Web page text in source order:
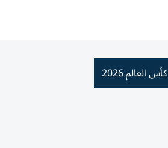
كأس العالم 2026